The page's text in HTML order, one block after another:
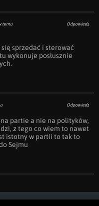
temu Odpowiedz
sprzedać i sterować
wykonuje posłusznie
Odpowiedz
na partie a nie na polityków,
z tego co wiem to nawet
istotny w partii to tak to
Sejmu